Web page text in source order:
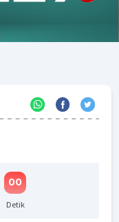
00
Detik